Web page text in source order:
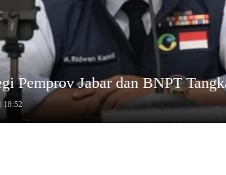
Pemprov Jabar dan BNPT
18:52